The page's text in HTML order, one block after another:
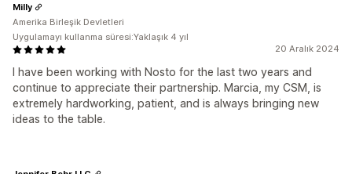
20 Aralık 2024
I have been working with Nosto for the last two years and
continue to appreciate their partnership. Marcia, my CSM, is
extremely hardworking, patient, and is always bringing new
ideas to the table.
Milly
Amerika Birleşik Devletleri
Uygulamayı kullanma süresi:Yaklaşık 4 yıl